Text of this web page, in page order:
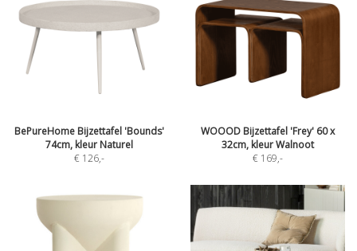
BePureHome Bijzettafel 'Bounds'
74cm, kleur Naturel
€ 126,-
WOOOD Bijzettafel 'Frey' 60 x
32cm, kleur Walnoot
€ 169,-